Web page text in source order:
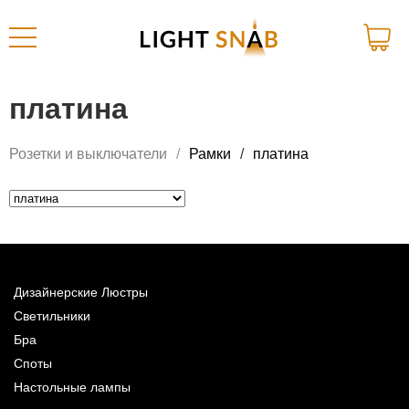
платина
Розетки и выключатели Рамки платина
Дизайнерские Люстры
Светильники
Бра
Споты
Настольные лампы